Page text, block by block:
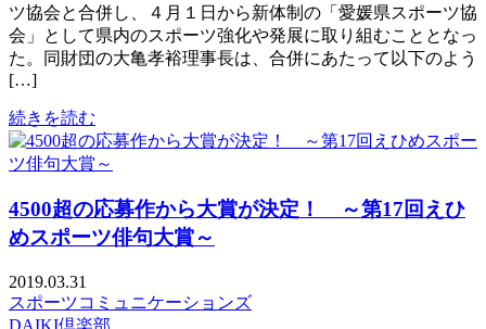
ツ協会と合併し、４月１日から新体制の「愛媛県スポーツ協
会」として県内のスポーツ強化や発展に取り組むこととなっ
た。同財団の大亀孝裕理事長は、合併にあたって以下のよう
[…]
続きを読む
4500超の応募作から大賞が決定！ ～第17回えひ
めスポーツ俳句大賞～
2019.03.31
スポーツコミュニケーションズ
DAIKI倶楽部